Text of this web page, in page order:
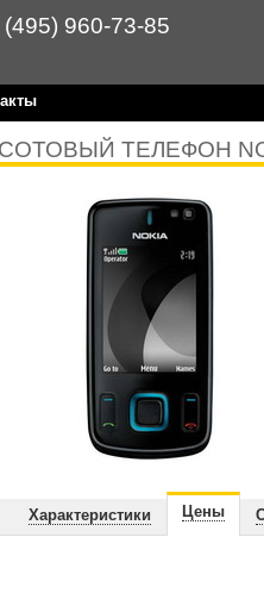
(495) 960-73-85
СОТОВЫЙ ТЕЛЕФОН
Характеристики Цены